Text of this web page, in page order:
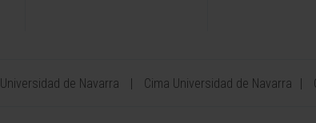
Universidad de Navarra Cima Universidad de Navarra